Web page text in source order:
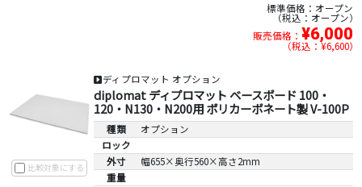
標準価格：オープン
税込：オープン
販売価格： ¥6,000
税込：¥6,600
比較対象にする
ディプロマット オプション
diplomat ディプロマット ベースボード 100・
120・N130・N200用 ポリカーボネート製 V-100P
種類
オプション
ロック
外寸
幅655×奥行560×高さ2mm
重量